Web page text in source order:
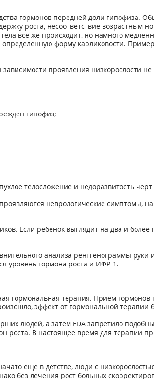
гормонов передней доли гипофиза.
роста, несоответствие возрастным
всё же происходит, но намного
форму карликовости.
проявления низкорослости
гипофиз;
телосложение и недоразвитость
неврологические симптомы,
Если ребенок выглядит на два и
анализа рентгенограммы руки
уровень гормона роста и ИФР-1.
гормональная терапия. Прием
эффект от гормональной
людей, а затем FDA запретило
роста. В настоящее время для терапии
еще в детстве, люди с
без лечения рост больных